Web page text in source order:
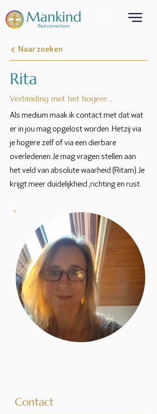
Naar zoeken
Rita
Verbinding met het hogere .
Als medium maak ik contact met dat wat
er in jou mag opgelost worden .Hetzij via
je hogere zelf of via een dierbare
overledenen.Je mag vragen stellen aan
het veld van absolute waarheid (Ritam).Je
krijgt meer duidelijkheid ,richting en rust.
Contact